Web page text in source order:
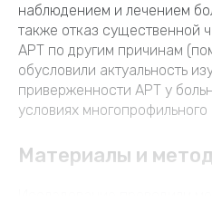
наблюдением и лечением
также отказ существенной
АРТ по другим причинам
обусловили актуальность
приверженности АРТ у
условиях
Материалы и